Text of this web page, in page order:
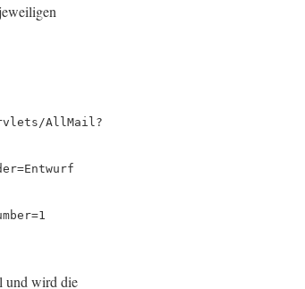
AllMail?
und wird die